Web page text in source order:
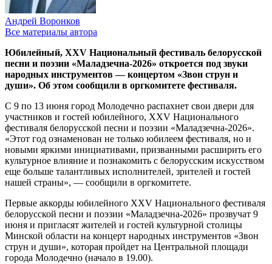
Андрей Воронков
Все материалы автора
Юбилейный, XXV Национальный фестиваль белорусской
песни и поэзии «Маладзечна-2026» откроется под звуки
народных инструментов — концертом «Звон струн и
души». Об этом сообщили в оргкомитете фестиваля.
С 9 по 13 июня город Молодечно распахнет свои двери для
участников и гостей юбилейного, XXV Национального
фестиваля белорусской песни и поэзии «Маладзечна-2026».
«Этот год ознаменован не только юбилеем фестиваля, но и
новыми яркими инициативами, призванными расширить его
культурное влияние и познакомить с белорусским искусством
еще больше талантливых исполнителей, зрителей и гостей
нашей страны», — сообщили в оргкомитете.
Первые аккорды юбилейного XXV Национального фестиваля
белорусской песни и поэзии «Маладзечна-2026» прозвучат 9
июня и пригласят жителей и гостей культурной столицы
Минской области на концерт народных инструментов «Звон
струн и души», которая пройдет на Центральной площади
города Молодечно (начало в 19.00).